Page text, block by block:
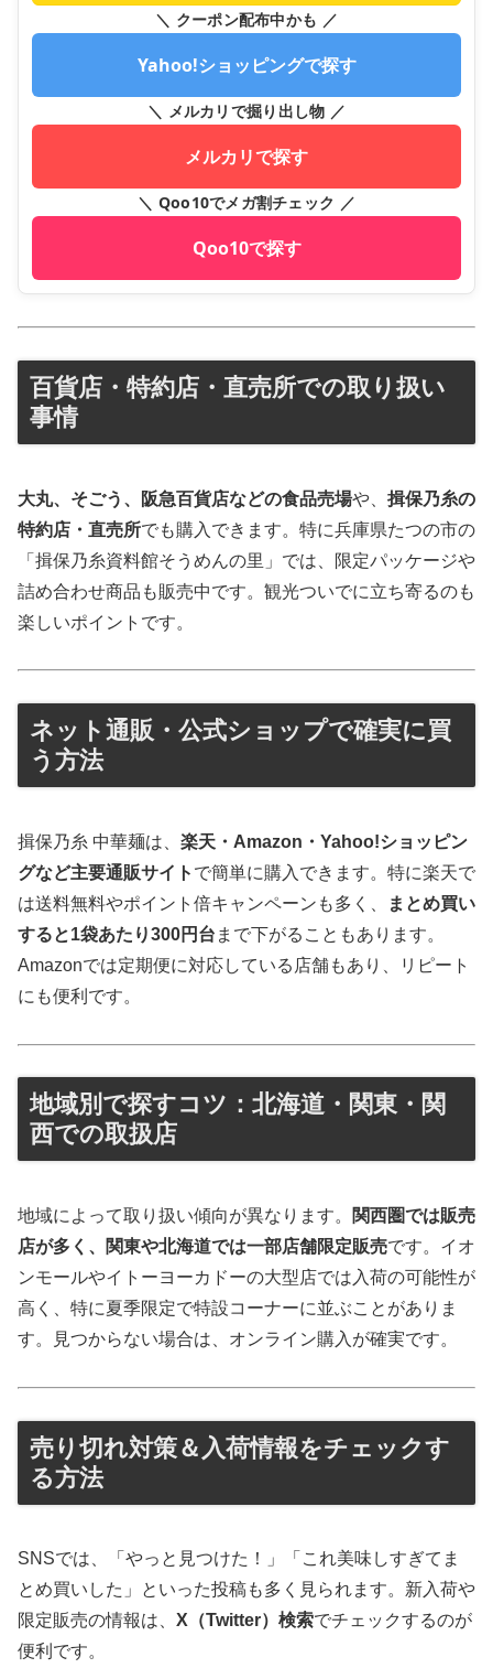
＼ クーポン配布中かも ／
Yahoo!ショッピングで探す
＼ メルカリで掘り出し物 ／
メルカリで探す
＼ Qoo10でメガ割チェック ／
Qoo10で探す
百貨店・特約店・直売所での取り扱い
事情
大丸、そごう、阪急百貨店などの食品売場や、 揖保乃糸の
特約店・直売所でも購入できます。特に兵庫県たつの市の
「揖保乃糸資料館そうめんの里」では、限定パッケージや
詰め合わせ商品も販売中です。観光ついでに立ち寄るのも
楽しいポイントです。
ネット通販・公式ショップで確実に買
う方法
揖保乃糸 中華麺は、 楽天・Amazon・Yahoo!ショッピン
グなど主要通販サイト で簡単に購入できます。特に楽天で
は送料無料やポイント倍キャンペーンも多く、
まとめ買い
すると1袋あたり300円台 まで下がることもあります。
Amazonでは定期便に対応している店舗もあり、リピート
にも便利です。
地域別で探すコツ：北海道・関東・関
西での取扱店
地域によって取り扱い傾向が異なります。
関西圏では販売
店が多く、関東や北海道では一部店舗限定販売です。イオ
ンモールやイトーヨーカドーの大型店では入荷の可能性が
高く、特に夏季限定で特設コーナーに並ぶことがありま
す。見つからない場合は、オンライン購入が確実です。
売り切れ対策＆入荷情報をチェックす
る方法
SNSでは、「やっと見つけた！」「これ美味しすぎてま
とめ買いした」といった投稿も多く見られます。新入荷や
限定販売の情報は、 X（Twitter）検索でチェックするのが
便利です。